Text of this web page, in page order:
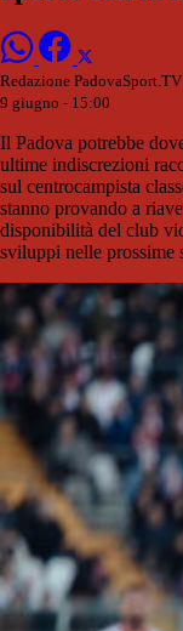
Redazione PadovaSport.TV
9 giugno - 15:00
Il Padova potrebbe
ultime indiscrezioni
sul centrocampista
stanno provando a
disponibilità del club
sviluppi nelle prossime